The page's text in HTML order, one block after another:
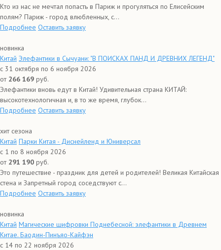
Кто из нас не мечтал попасть в Париж и прогуляться по Елисейским
полям? Париж - город влюбленных, с...
Подробнее Оставить заявку
новинка
Китай Элефантики в Сычуани: "В ПОИСКАХ ПАНД И ДРЕВНИХ ЛЕГЕНД"
с 31 октября по 6 ноября 2026
от 266 169 руб.
Элефантики вновь едут в Китай! Удивительная страна КИТАЙ:
высокотехнологичная и, в то же время, глубок...
Подробнее Оставить заявку
хит сезона
Китай Парки Китая - Диснейленд и Юниверсал
с 1 по 8 ноября 2026
от 291 190 руб.
Это путешествие - праздник для детей и родителей! Великая Китайская
стена и Запретный город соседствуют с...
Подробнее Оставить заявку
новинка
Китай Магические шифровки Поднебесной: элефантики в Древнем
Китае. Баодин-Пинъяо-Кайфэн
с 14 по 22 ноября 2026